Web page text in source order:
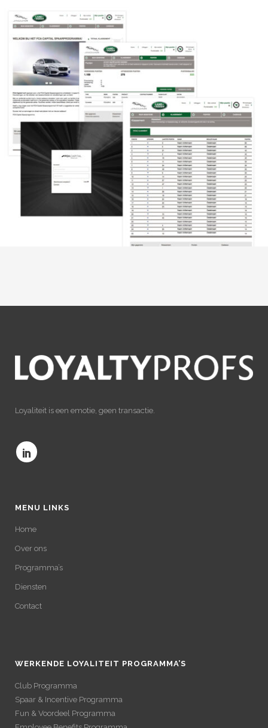
Loyaliteit is een emotie, geen transactie.
MENU LINKS
Home
Over ons
Programma’s
Diensten
Contact
WERKENDE LOYALITEIT PROGRAMMA’S
Club Programma
Spaar & Incentive Programma
Fun & Voordeel Programma